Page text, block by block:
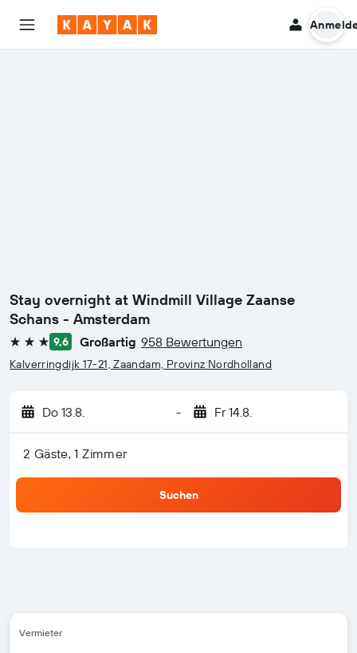
Stay overnight at Windmill Village Zaanse
Schans - Amsterdam
3 Sterne9,6 Großartig 958 Bewertungen
Kalverringdijk 17-21, Zaandam, Provinz Nordholland
Do 13.8. - Fr 14.8.
2 Gäste, 1 Zimmer
Suchen
Vermieter